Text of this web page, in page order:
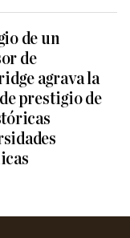
de un
de
agrava la
prestigio de